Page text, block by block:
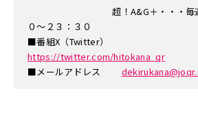
超！A&G＋・・・毎週木
０～２３：３０
■番組X（Twitter）
https://twitter.com/hitokana_qr
■メールアドレス